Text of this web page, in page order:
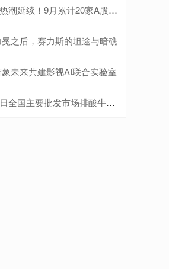
上市公司筹划赴港上市 沪电股份、东山精密等PCB龙头在列
之后，赛力斯的坦途与暗礁
未来共建影视AI联合实验室
主要批发市场排酸牛肉价格行情